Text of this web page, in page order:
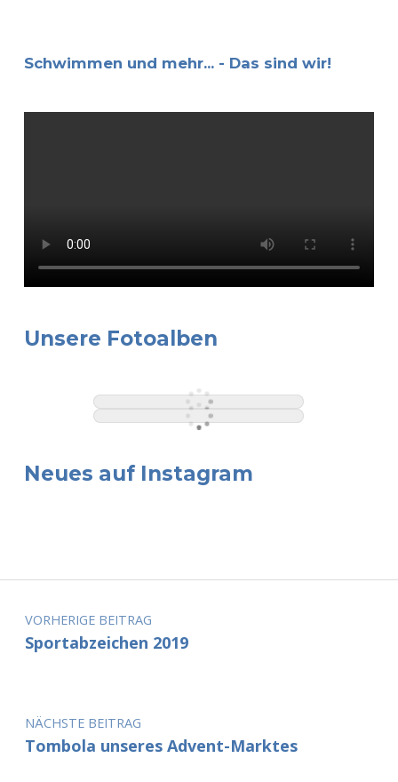
Schwimmen und mehr... - Das sind wir!
Unsere Fotoalben
Neues auf Instagram
Beitragsnavigation
VORHERIGE BEITRAG
Sportabzeichen 2019
NÄCHSTE BEITRAG
Tombola unseres Advent-Marktes